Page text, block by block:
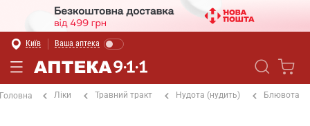
Київ Ваша аптека
Головна Ліки Травний тракт Нудота (нудить) Блювота